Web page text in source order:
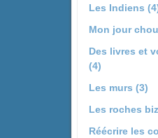
Les Indiens
Mon jour
Des livres et
(4)
Les murs (3)
Les roches
Réécrire les